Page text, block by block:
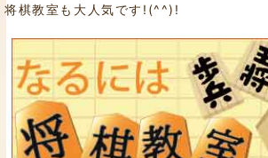
将棋教室も大人気です!(^^)!